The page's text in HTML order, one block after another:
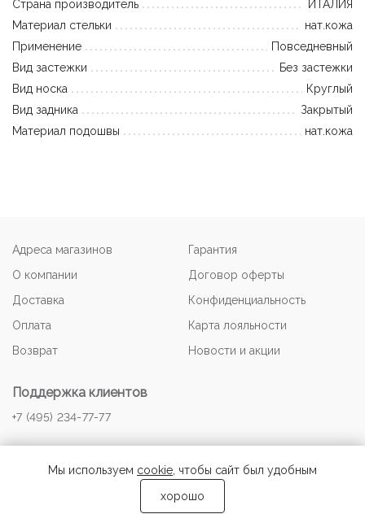
добавить в корзину
Страна производитель
ИТАЛИЯ
Материал стельки
нат.кожа
Применение
Повседневный
Вид застежки
Без застежки
Вид носка
Круглый
Вид задника
Закрытый
Материал подошвы
нат.кожа
Адреса магазинов
О компании
Доставка
Оплата
Возврат
Гарантия
Договор оферты
Конфиденциальность
Карта лояльности
Новости и акции
Поддержка клиентов
+7 (495) 234-77-77
© 2026 NOONE-OUTLET.RU Авторские права защищены.
Мы используем cookie , чтобы сайт был удобным
хорошо